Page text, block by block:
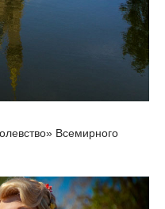
Всемирного